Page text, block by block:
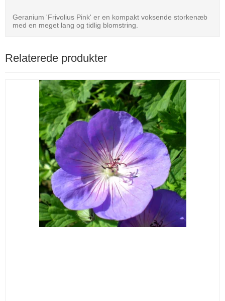
Geranium 'Frivolius Pink' er en kompakt voksende storkenæb
med en meget lang og tidlig blomstring.
Relaterede produkter